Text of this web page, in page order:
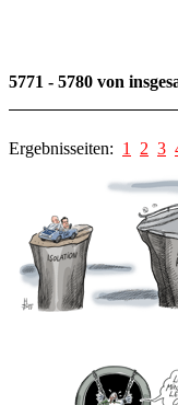
5771 - 5780 von
Ergebnisseiten: 1 2 3